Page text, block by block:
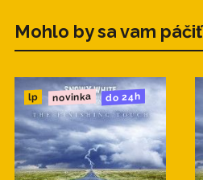
Mohlo by sa vam páčiť
lp novinka do 24h